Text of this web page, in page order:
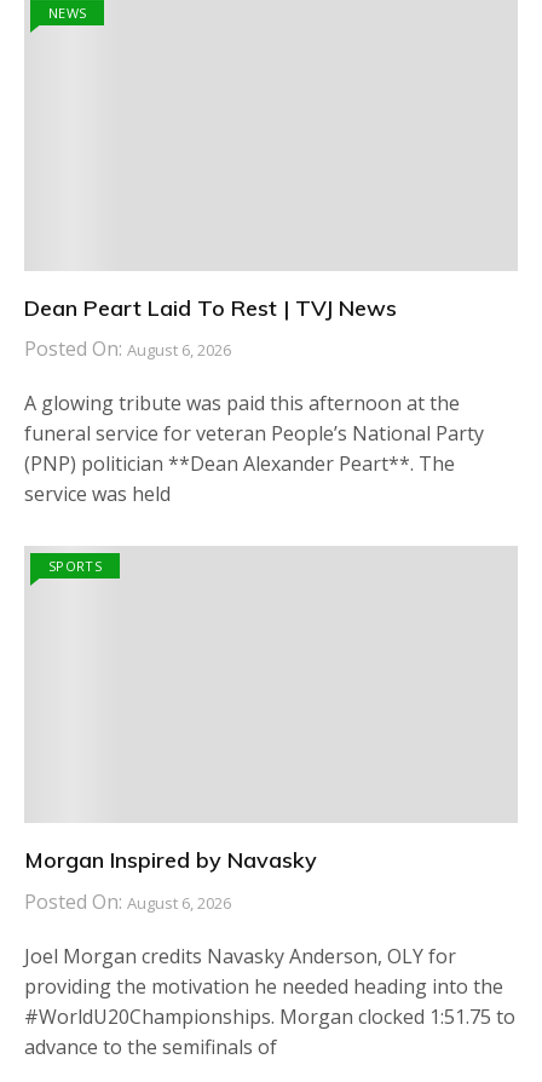
NEWS
Dean Peart Laid To Rest | TVJ News
Posted On: August 6, 2026
A glowing tribute was paid this afternoon at the
funeral service for veteran People’s National Party
(PNP) politician **Dean Alexander Peart**. The
service was held
SPORTS
Morgan Inspired by Navasky
Posted On: August 6, 2026
Joel Morgan credits Navasky Anderson, OLY for
providing the motivation he needed heading into the
#WorldU20Championships. Morgan clocked 1:51.75 to
advance to the semifinals of